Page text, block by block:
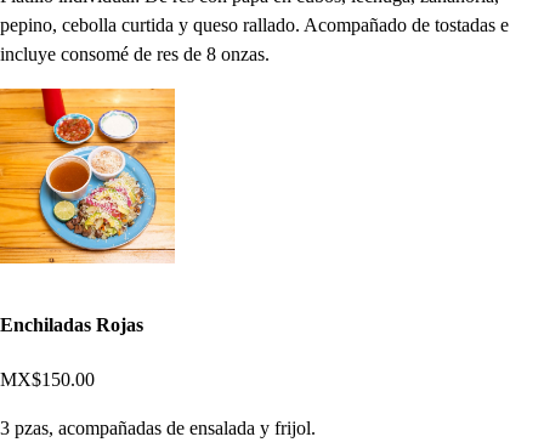
pepino, cebolla curtida y queso rallado. Acompañado de tostadas e
incluye consomé de res de 8 onzas.
Enchiladas Rojas
MX$150.00
3 pzas, acompañadas de ensalada y frijol.